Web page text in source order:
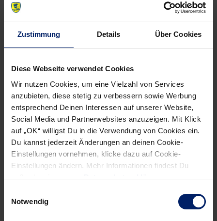
Zustimmung Details Über Cookies
Diese Webseite verwendet Cookies
Wir nutzen Cookies, um eine Vielzahl von Services
anzubieten, diese stetig zu verbessern sowie Werbung
entsprechend Deinen Interessen auf unserer Website,
Social Media und Partnerwebsites anzuzeigen. Mit Klick
auf „OK“ willigst Du in die Verwendung von Cookies ein.
Du kannst jederzeit Änderungen an deinen Cookie-
Einstellungen vornehmen, klicke dazu auf Cookie-
Einstellungen ändern. Mehr Informationen findest Du
außerdem in unsererDatenschutzerklärung.
Notwendig
NEWSLETTER
Wenn du per E-Mail über Aktuelles aus der Löwenwelt
informiert werden willst, kannst du den Rhein-Neckar Löwen
Post
navigation
previous
News:
Darts
trifft
Alle News anzeigen
newst
News:
Zwei
weitere